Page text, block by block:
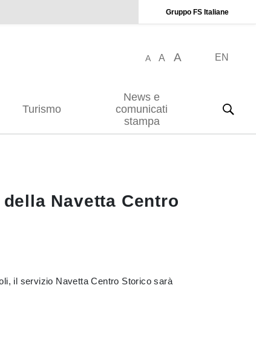
Gruppo FS Italiane
A A A EN
Turismo
News e
comunicati
stampa
Navetta Centro
il servizio Navetta Centro Storico sarà